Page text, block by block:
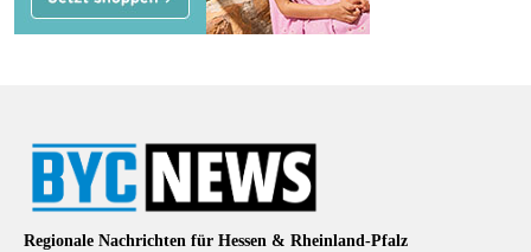
Regionale Nachrichten für Hessen & Rheinland-Pfalz